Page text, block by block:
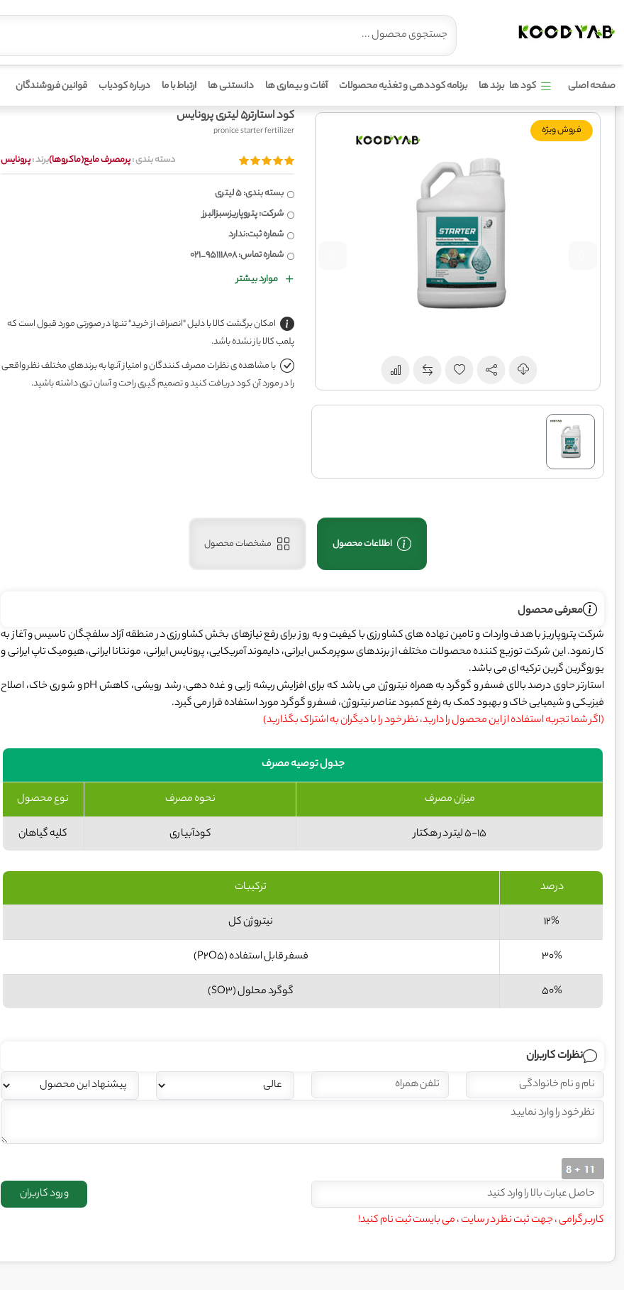
صفحه اصلی کود ها برند ها برنامه کوددهی و تغذیه محصولات آفات و بیماری ها دانستنی ها ارتباط با ما درباره کودیاب قوانین فروشندگان
فروش ویژه
کود استارتر5 لیتری پرونایس
pronice starter fertilizer
دسته بندی :پرمصرف مایع(ماکروها)برند :پرونایس
بسته بندی: 5 لیتری
شرکت: پتروپاریزسبزالبرز
شماره ثبت:ندارد
شماره تماس: 95111808_021
موارد بیشتر
امکان برگشت کالا با دلیل "انصراف از خرید" تنها در صورتی مورد قبول است که
پلمب کالا باز نشده باشد.
با مشاهده ی نظرات مصرف کنندگان و امتیاز آنها به برندهای مختلف نظر واقعی
را در مورد آن کود دریافت کنید و تصمیم گیری راحت و آسان تری داشته باشید.
اطلاعات محصول مشخصات محصول
معرفی محصول
شرکت پتروپاریز با هدف واردات و تامین نهاده های کشاورزی با کیفیت و به روز برای رفع نیازهای بخش کشاورزی در منطقه آزاد سلفچگان تاسیس و آغاز به
کار نمود. این شرکت توزیع کننده محصولات مختلف از برندهای سوپرمکس ایرانی، دایموند آمریکایی، پرونایس ایرانی، مونتانا ایرانی، هیومیک تاپ ایرانی و
یوروگرین گرین ترکیه ای می باشد.
استارتر حاوی درصد بالای فسفر و گوگرد به همراه نیتروژن می باشد که برای افزایش ریشه زایی و غده دهی، رشد رویشی، کاهش pH و شوری خاک، اصلاح
فیزیکی و شیمیایی خاک و بهبود کمک به رفع کمبود عناصر نیتروژن، فسفر و گوگرد مورد استفاده قرار می گیرد.
(اگر شما تجربه استفاده از این محصول را دارید، نظر خود را با دیگران به اشتراک بگذارید)
جدول توصیه مصرف
نوع محصول نحوه مصرف میزان مصرف
کلیه گیاهان کودآبیاری 5-15 لیتر در هکتار
ترکیبات درصد
نیتروژن کل 12%
فسفر قابل استفاده (P2O5) 30%
گوگرد محلول (SO3) 50%
نظرات کاربران
کاربر گرامی ، جهت ثبت نظر در سایت ، می بایست ثبت نام کنید!